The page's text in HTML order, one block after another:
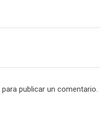
para publicar un comentario.